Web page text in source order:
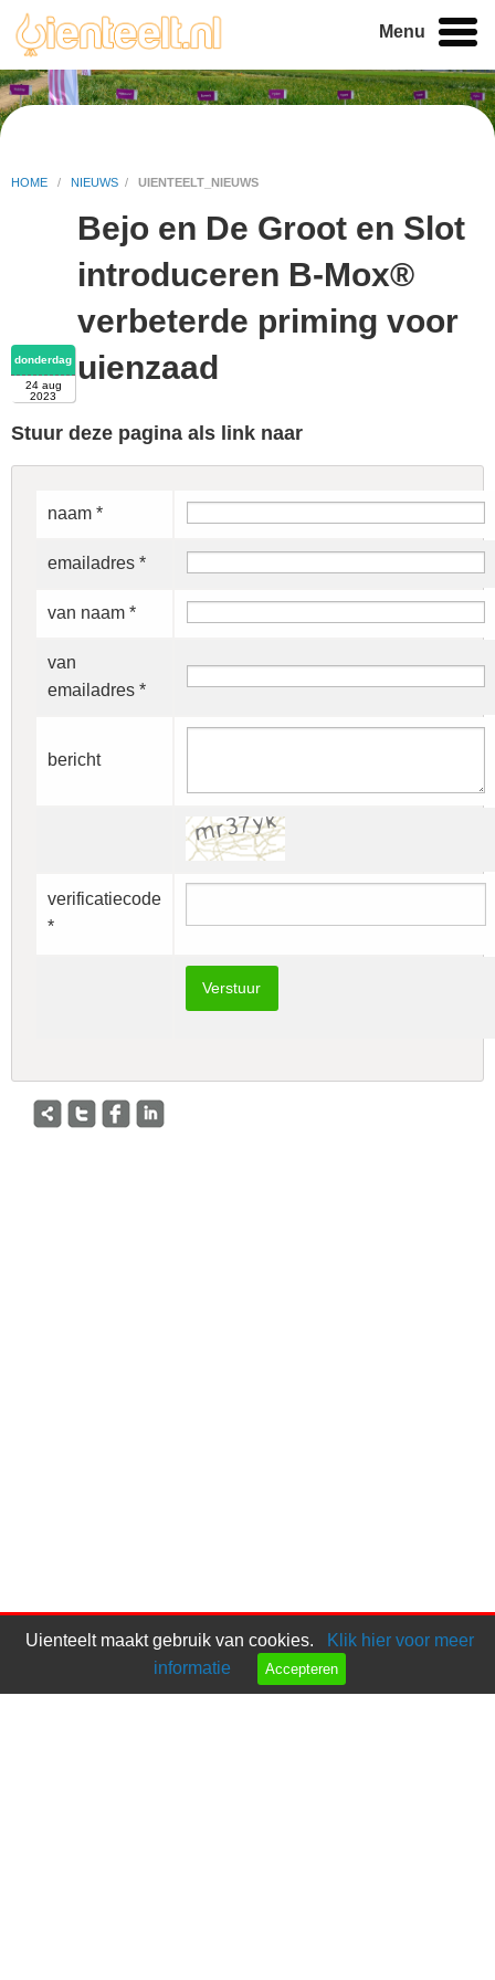
Menu
HOME / NIEUWS / UIENTEELT_NIEUWS
Bejo en De Groot en Slot
introduceren B-Mox®
verbeterde priming voor
uienzaad
donderdag
24 aug
2023
Stuur deze pagina als link naar
naam *
emailadres *
van naam *
van
emailadres *
bericht
verificatiecode
*
Uienteelt maakt gebruik van cookies.
Klik hier voor meer
informatie
Accepteren